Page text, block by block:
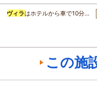
ヴィラはホテルから車で10分…
この施